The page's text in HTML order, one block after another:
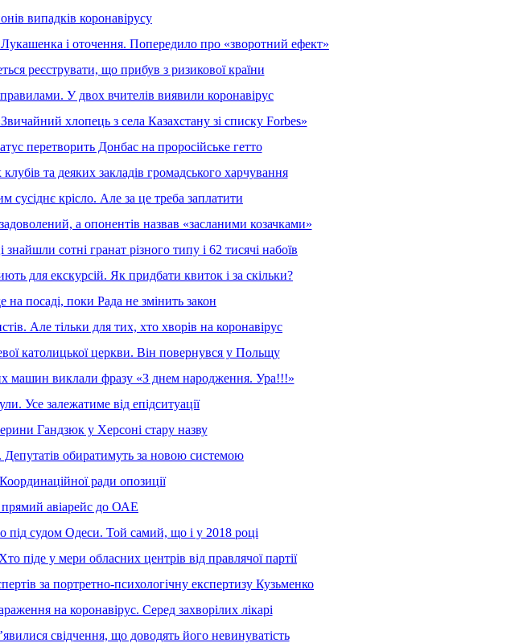
випадків коронавірусу
Лукашенка і оточення. Попередило про «зворотний ефект»
реєструвати, що прибув з ризикової країни
У двох вчителів виявили коронавірус
хлопець з села Казахстану зі списку Forbes»
перетворить Донбас на проросійське гетто
та деяких закладів громадського харчування
сусіднє крісло. Але за це треба заплатити
а опонентів назвав «засланими козачками»
сотні гранат різного типу і 62 тисячі набоїв
для екскурсій. Як придбати квиток і за скільки?
посаді, поки Рада не змінить закон
Але тільки для тих, хто хворів на коронавірус
католицької церкви. Він повернувся у Польщу
машин виклали фразу «З днем ​​народження. Ура!!!»
Усе залежатиме від епідситуації
Гандзюк у Херсоні стару назву
Депутатів обиратимуть за новою системою
ради опозиції
прямий авіарейс до ОАЕ
під судом Одеси. Той самий, що і у 2018 році
піде у мери обласних центрів від правлячої партії
за портретно-психологічну експертизу Кузьменко
на коронавірус. Серед захворілих лікарі
свідчення, що доводять його невинуватість